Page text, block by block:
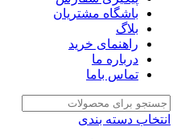
باشگاه مشتریان
بلاگ
راهنمای خرید
درباره ما
تماس باما
انتخاب دسته بندی